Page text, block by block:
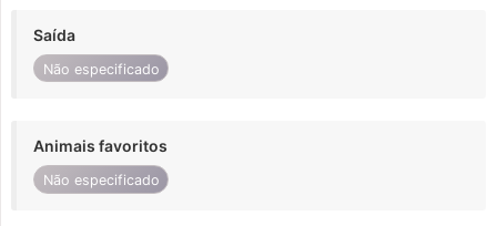
Saída
Não especificado
Animais favoritos
Não especificado